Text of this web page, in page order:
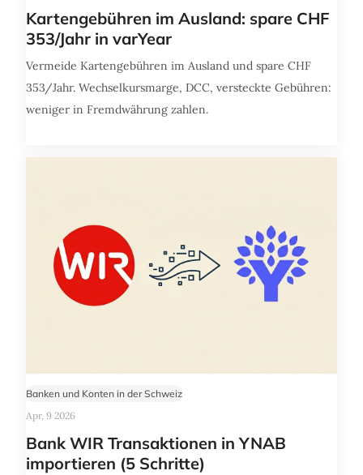
Kartengebühren im Ausland: spare CHF
353/Jahr in varYear
Vermeide Kartengebühren im Ausland und spare CHF
353/Jahr. Wechselkursmarge, DCC, versteckte Gebühren:
weniger in Fremdwährung zahlen.
Banken und Konten in der Schweiz
Apr, 9 2026
Bank WIR Transaktionen in YNAB
importieren (5 Schritte)